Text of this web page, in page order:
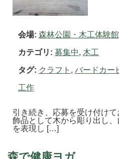
会場: 森林公園・木工体験館
カテゴリ: 募集中, 木工
タグ: クラフト , バードカー
工作
引き続き、応募を受け付け
飾品として木から彫り出し
を表現し […]